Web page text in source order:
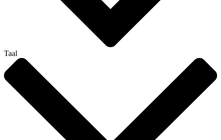
Taal